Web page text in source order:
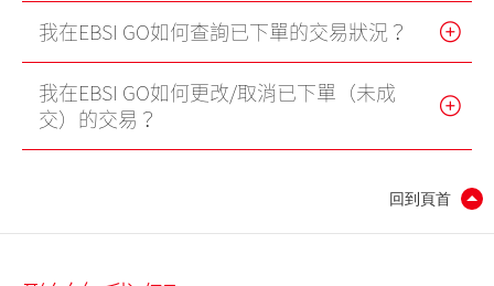
流動股票期權交易
雙重認證機制（2FA）
虛擬資產知識
我在EBSI GO如何查詢已下單的交易狀況？
我在EBSI GO如何更改/取消已下單（未成
交）的交易？
回到頁首